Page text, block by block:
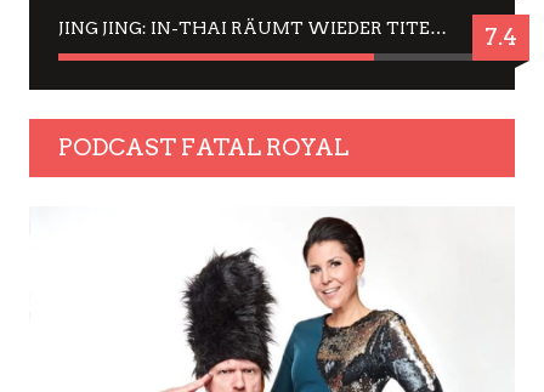
JING JING: IN-THAI RÄUMT WIEDER TITEL AB – EIN ZWEI-STUNDEN-ERLEBNISBERICHT 7.4
PODCAST FATAL ROYAL